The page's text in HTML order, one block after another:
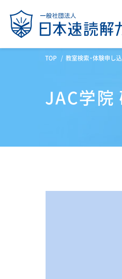
TOP 教室検索・体験申し
JAC学院